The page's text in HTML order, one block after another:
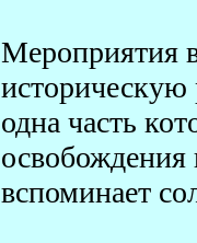
Мероприятия
историческую
одна часть
освобождения
вспоминает